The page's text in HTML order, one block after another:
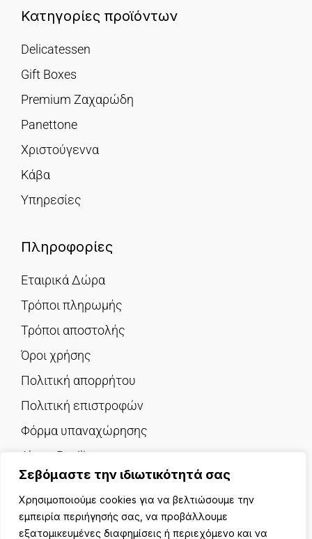
Σεβόμαστε την ιδιωτικότητά σας
Χρησιμοποιούμε cookies για να βελτιώσουμε την
εμπειρία περιήγησής σας, να προβάλλουμε
εξατομικευμένες διαφημίσεις ή περιεχόμενο και να
Κατηγορίες προϊόντων
Delicatessen
Gift Boxes
Premium Ζαχαρώδη
Panettone
Χριστούγεννα
Κάβα
Υπηρεσίες
Πληροφορίες
Εταιρικά Δώρα
Τρόποι πληρωμής
Τρόποι αποστολής
Όροι χρήσης
Πολιτική απορρήτου
Πολιτική επιστροφών
Φόρμα υπαναχώρησης
About Pavilion
Επικοινωνία